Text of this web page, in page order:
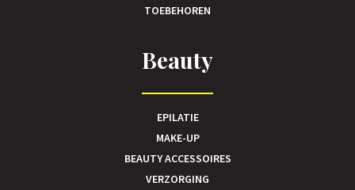
TOEBEHOREN
Beauty
EPILATIE
MAKE-UP
BEAUTY ACCESSOIRES
VERZORGING